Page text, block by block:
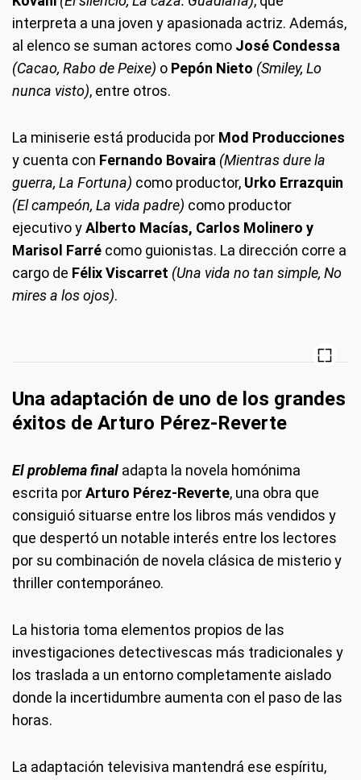
interpreta a una joven y apasionada actriz. Además,
al elenco se suman actores como José Condessa
(Cacao, Rabo de Peixe) o Pepón Nieto (Smiley, Lo
nunca visto), entre otros.
La miniserie está producida por Mod Producciones
y cuenta con Fernando Bovaira (Mientras dure la
guerra, La Fortuna) como productor, Urko Errazquin
(El campeón, La vida padre) como productor
ejecutivo yAlberto Macías, Carlos Molinero y
Marisol Farré como guionistas. La dirección corre a
cargo de Félix Viscarret (Una vida no tan simple, No
mires a los ojos).
Una adaptación de uno de los grandes
éxitos de Arturo Pérez-Reverte
El problema final adapta la novela homónima
escrita porArturo Pérez-Reverte, una obra que
consiguió situarse entre los libros más vendidos y
que despertó un notable interés entre los lectores
por su combinación de novela clásica de misterio y
thriller contemporáneo.
La historia toma elementos propios de las
investigaciones detectivescas más tradicionales y
los traslada a un entorno completamente aislado
donde la incertidumbre aumenta con el paso de las
horas.
La adaptación televisiva mantendrá ese espíritu,